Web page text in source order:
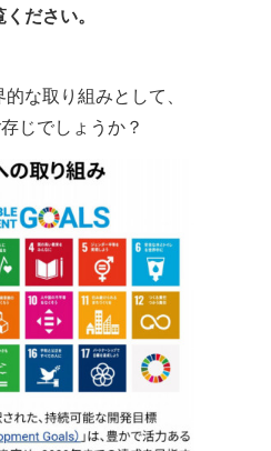
ださい。
な取り組みとして、
じでしょうか？